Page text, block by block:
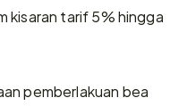
kisaran tarif 5% hingga
pemberlakuan bea